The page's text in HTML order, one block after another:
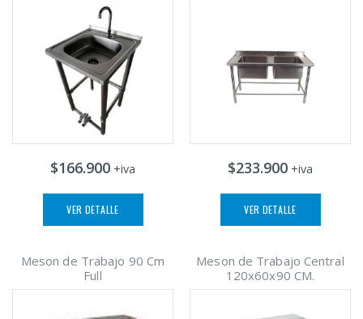
$166.900 +iva
VER DETALLE
$233.900 +iva
VER DETALLE
Meson de Trabajo 90 Cm
Full
Meson de Trabajo Central
120x60x90 CM.